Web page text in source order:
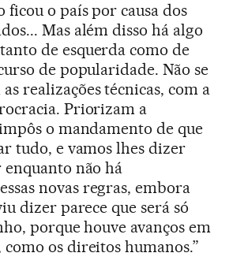
ficou o país por causa dos
Mas além disso há algo
de esquerda como de
de popularidade. Não se
realizações técnicas, com a
Priorizam a
o mandamento de que
tudo, e vamos lhes dizer
enquanto não há
novas regras, embora
dizer parece que será só
porque houve avanços em
os direitos humanos.”